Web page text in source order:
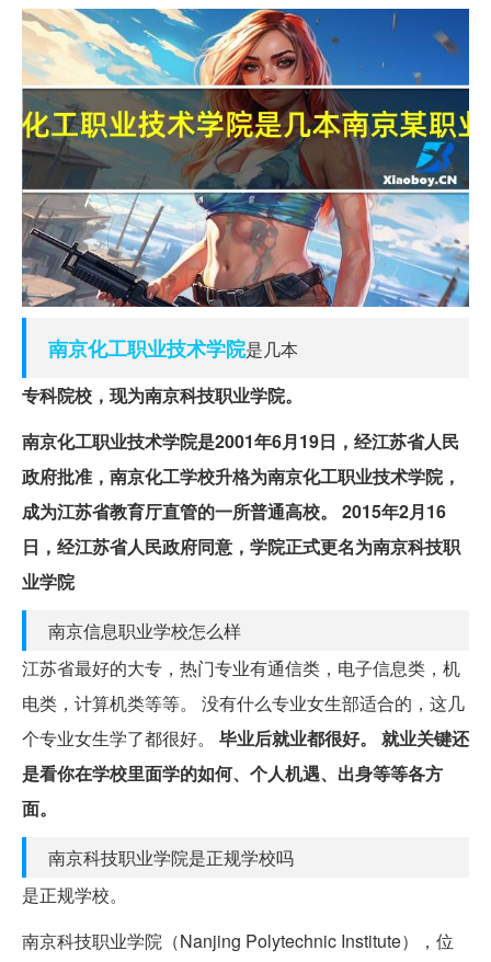
南京化工职业技术学院是几本
专科院校，现为南京科技职业学院。
南京化工职业技术学院是2001年6月19日，经江苏省人民
政府批准，南京化工学校升格为南京化工职业技术学院，
成为江苏省教育厅直管的一所普通高校。
2015年2月16
日，经江苏省人民政府同意，学院正式更名为南京科技职
业学院
南京信息职业学校怎么样
江苏省最好的大专，热门专业有通信类，电子信息类，机
电类，计算机类等等。 没有什么专业女生部适合的，这几
个专业女生学了都很好。 毕业后就业都很好。
就业关键还
是看你在学校里面学的如何、个人机遇、出身等等各方
面。
南京科技职业学院是正规学校吗
是正规学校。
南京科技职业学院（Nanjing Polytechnic Institute），位